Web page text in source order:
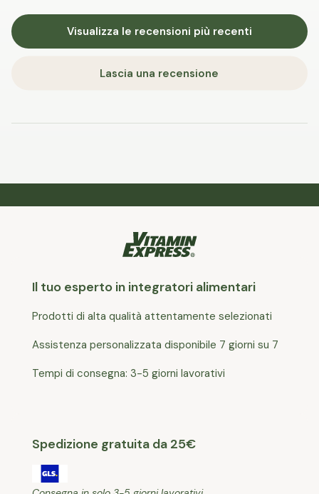
Visualizza le recensioni più recenti
Lascia una recensione
Il tuo esperto in integratori alimentari
Prodotti di alta qualità attentamente selezionati
Assistenza personalizzata disponibile 7 giorni su 7
Tempi di consegna: 3-5 giorni lavorativi
Spedizione gratuita da 25€